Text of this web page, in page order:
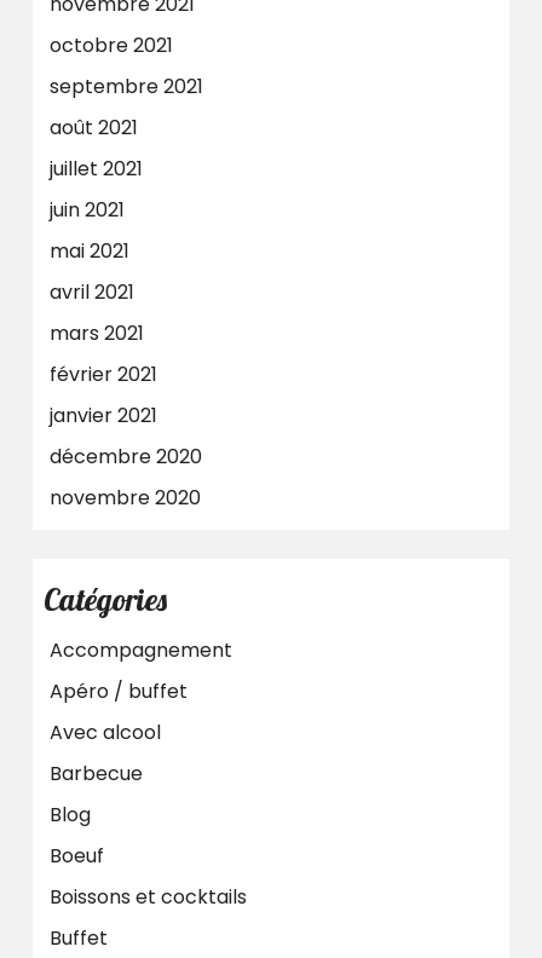
octobre 2021
septembre 2021
août 2021
juillet 2021
juin 2021
mai 2021
avril 2021
mars 2021
février 2021
janvier 2021
décembre 2020
novembre 2020
Catégories
Accompagnement
Apéro / buffet
Avec alcool
Barbecue
Blog
Boeuf
Boissons et cocktails
Buffet